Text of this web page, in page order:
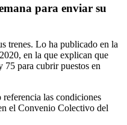
para enviar su
trenes. Lo ha publicado en la
en la que explican que
75 para cubrir puestos en
las condiciones
el Convenio Colectivo del